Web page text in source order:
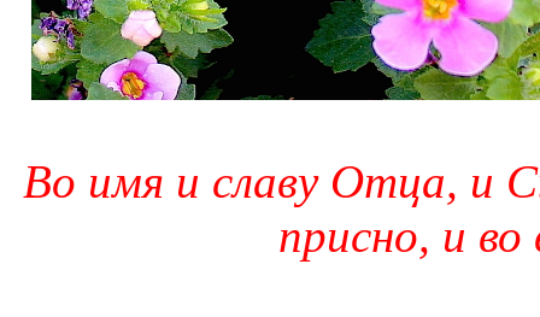
Во имя и славу Отца, и
присно, и во